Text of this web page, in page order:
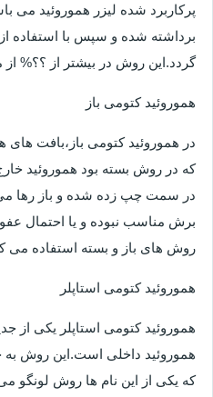
پرکاربرد شده لیزر هموروئید می
برداشته شده و سپس با استفاده
گردد.این روش در بیشتر از ؟؟%
هموروئید کتومی باز
در هموروئید کتومی باز،بافت
که در روش بسته بود هموروئید
در سمت چپ زده شده و باز رها
برش مناسب نبوده و یا احتمال
روش های باز و بسته استفاده می
هموروئید کتومی استاپلر
هموروئید کتومی استاپلر یکی از
هموروئید داخلی است.این روش به
که یکی از این نام ها روش لونگو